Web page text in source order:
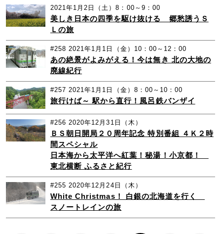
2021年1月2日（土）8：00～9：00
美しき日本の四季を駆け抜ける 郷愁誘うＳ
Ｌの旅
#258 2021年1月1日（金）10：00～12：00
あの絶景がよみがえる！今は無き 北の大地の
廃線紀行
#257 2021年1月1日（金）8：00～10：00
旅行けば～ 駅から直行！風呂鉄バンザイ
#256 2020年12月31日（木）
ＢＳ朝日開局２０周年記念 特別番組 ４Ｋ２時
間スペシャル
日本海から太平洋へ紅葉！秘湯！小京都！
東北横断 ふるさと紀行
#255 2020年12月24日（木）
White Christmas！ 白銀の北海道を行く
スノートレインの旅